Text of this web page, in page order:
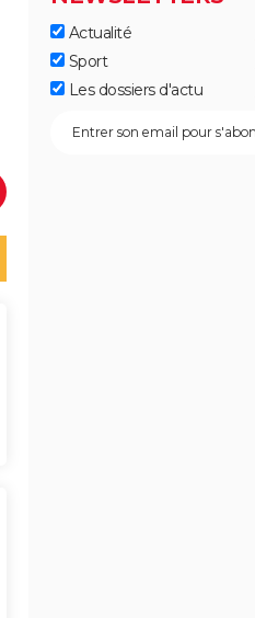
Actualité
Sport
Les dossiers d'actu